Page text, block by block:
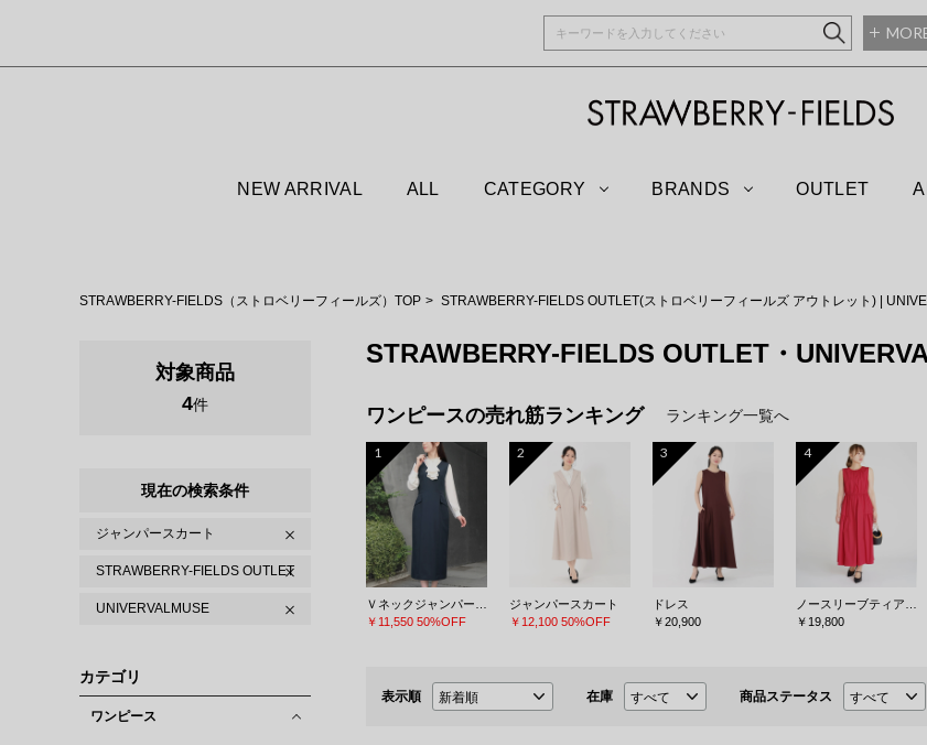
NEW ARRIVAL ALL CATEGORY BRANDS OUTLET
STRAWBERRY-FIELDS（ストロベリーフィールズ）TOP STRAWBERRY-FIELDS OUTLET(ストロベリーフィールズ アウトレット)
対象商品
4件
現在の検索条件
ジャンパースカート
STRAWBERRY-FIELDS OUTLET
UNIVERVALMUSE
カテゴリ
ワンピース
STRAWBERRY-FIELDS OUTLET・
ワンピースの売れ筋ランキング ランキング一覧へ
1
￥11,550 50%OFF
2
ジャンパースカート
￥12,100 50%OFF
3
ドレス
￥20,900
4
￥19,800
表示順 在庫 商品ステータス